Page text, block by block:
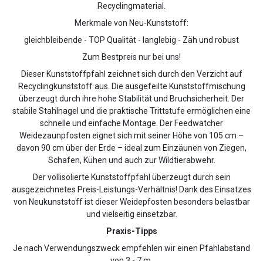
Recyclingmaterial.
Merkmale von Neu-Kunststoff:
gleichbleibende - TOP Qualität - langlebig - Zäh und robust
Zum Bestpreis nur bei uns!
Dieser Kunststoffpfahl zeichnet sich durch den Verzicht auf
Recyclingkunststoff aus. Die ausgefeilte Kunststoffmischung
überzeugt durch ihre hohe Stabilität und Bruchsicherheit. Der
stabile Stahlnagel und die praktische Trittstufe ermöglichen eine
schnelle und einfache Montage. Der Feedwatcher
Weidezaunpfosten eignet sich mit seiner Höhe von 105 cm –
davon 90 cm über der Erde – ideal zum Einzäunen von Ziegen,
Schafen, Kühen und auch zur Wildtierabwehr.
Der vollisolierte Kunststoffpfahl überzeugt durch sein
ausgezeichnetes Preis-Leistungs-Verhältnis! Dank des Einsatzes
von Neukunststoff ist dieser Weidepfosten besonders belastbar
und vielseitig einsetzbar.
Praxis-Tipps
Je nach Verwendungszweck empfehlen wir einen Pfahlabstand